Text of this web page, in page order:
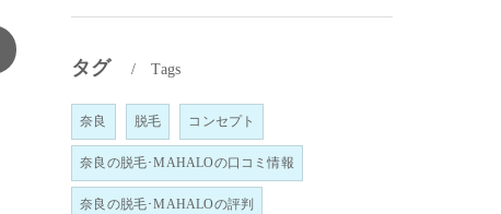
タグ Tags
奈良 脱毛 コンセプト
奈良の脱毛･MAHALOの口コミ情報
奈良の脱毛･MAHALOの評判